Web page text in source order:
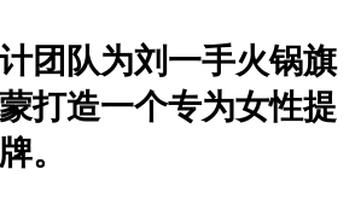
团队为刘一手火锅旗
打造一个专为女性提
。